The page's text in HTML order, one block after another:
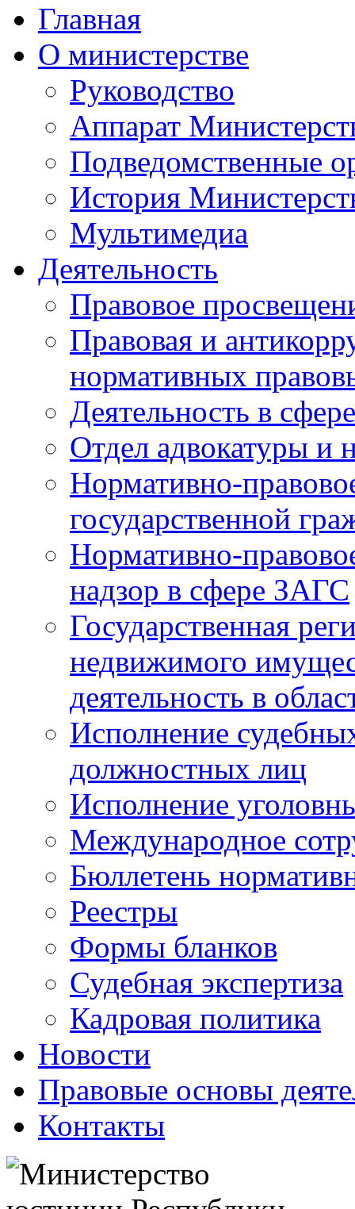
Главная
О министерстве
Руководство
Аппарат
Подведомственные
История
Мультимедиа
Деятельность
Правовое
Правовая и
нормативных
Деятельность в
Отдел адвокатуры и
Нормативно-
государственной
Нормативно-
надзор в сфере ЗАГС
Государственная
недвижимого
деятельность в
Исполнение
должностных лиц
Исполнение
Международное
Бюллетень
Реестры
Формы бланков
Судебная экспертиза
Кадровая политика
Новости
Правовые основы
Контакты